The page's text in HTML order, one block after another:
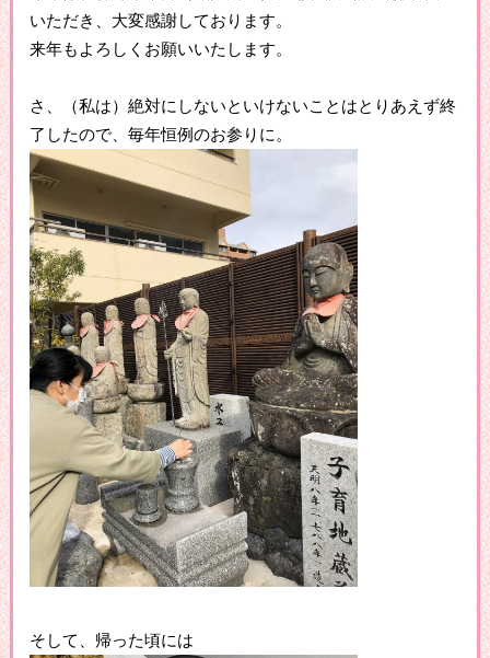
いただき、大変感謝しております。
来年もよろしくお願いいたします。
さ、（私は）絶対にしないといけないことはとりあえず終
了したので、毎年恒例のお参りに。
そして、帰った頃には